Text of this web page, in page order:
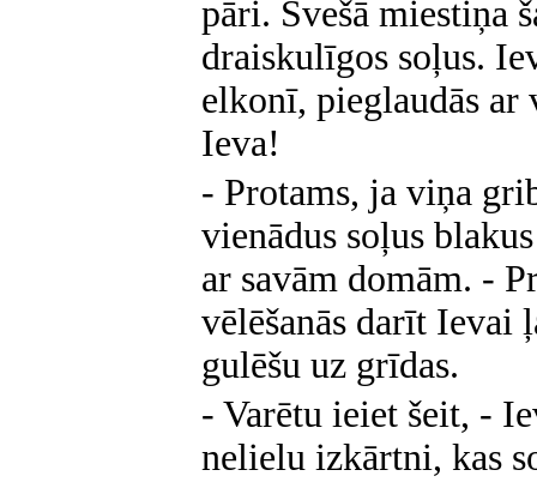
pāri. Svešā miestiņa
draiskulīgos soļus.
elkonī, pieglaudās ar
Ieva!
- Protams, ja viņa
vienādus soļus
ar savām domām. -
vēlēšanās darīt Ievai
gulēšu uz grīdas.
- Varētu ieiet šeit, -
nelielu izkārtni, kas